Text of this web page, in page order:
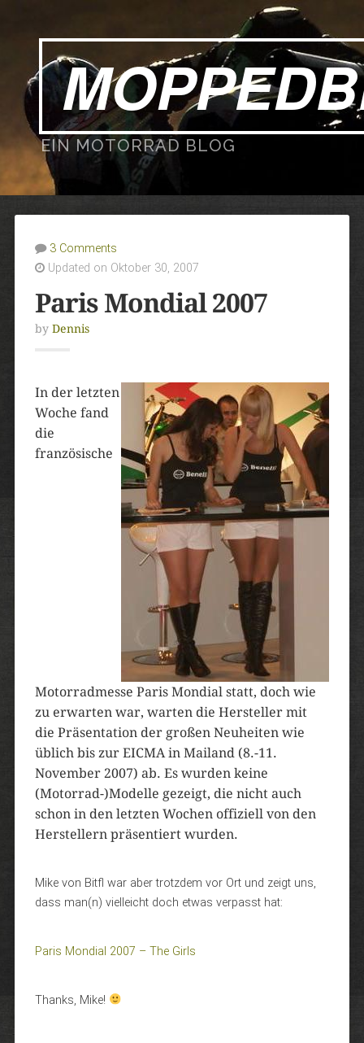
EIN MOTORRAD BLOG
3 Comments
Updated on Oktober 30, 2007
Paris Mondial 2007
by Dennis
In der letzten
Woche fand
die
französische
Motorradmesse Paris Mondial statt, doch wie
zu erwarten war, warten die Hersteller mit
die Präsentation der großen Neuheiten wie
üblich bis zur EICMA in Mailand (8.-11.
November 2007) ab. Es wurden keine
(Motorrad-)Modelle gezeigt, die nicht auch
schon in den letzten Wochen offiziell von den
Herstellern präsentiert wurden.
Mike von Bitfl war aber trotzdem vor Ort und zeigt uns,
dass man(n) vielleicht doch etwas verpasst hat:
Paris Mondial 2007 – The Girls
Thanks, Mike!